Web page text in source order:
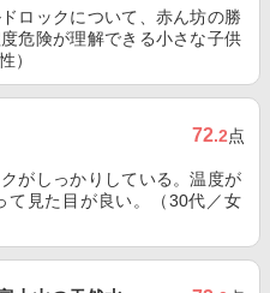
ロックについて、赤ん坊の勝
危険が理解できる小さな子供
）
72.2点
がしっかりしている。温度が
て見た目が良い。（30代／女